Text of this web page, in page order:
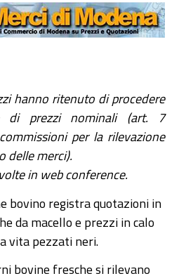
hanno ritenuto di procedere
di prezzi nominali (art. 7
per la rilevazione
delle merci).
in web conference.
bovino registra quotazioni in
da macello e prezzi in calo
vita pezzati neri.
bovine fresche si rilevano